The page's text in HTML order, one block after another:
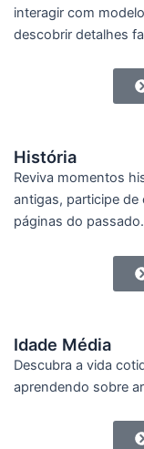
interagir com
descobrir detalhes
História
Reviva momentos
antigas, participe de
páginas do passado.
Idade Média
Descubra a vida
aprendendo sobre